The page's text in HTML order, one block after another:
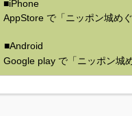
■iPhone
AppStore で「ニッポン城めぐ
■Android
Google play で「ニッポン城